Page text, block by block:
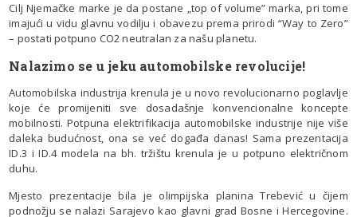
Cilj Njemačke marke je da postane „top of volume” marka, pri tome
imajući u vidu glavnu vodilju i obavezu prema prirodi “Way to Zero”
– postati potpuno CO2 neutralan za našu planetu.
Nalazimo se u jeku automobilske revolucije!
Automobilska industrija krenula je u novo revolucionarno poglavlje
koje će promijeniti sve dosadašnje konvencionalne koncepte
mobilnosti. Potpuna elektrifikacija automobilske industrije nije više
daleka budućnost, ona se već događa danas! Sama prezentacija
ID.3 i ID.4 modela na bh. tržištu krenula je u potpuno električnom
duhu.
Mjesto prezentacije bila je olimpijska planina Trebević u čijem
podnožju se nalazi Sarajevo kao glavni grad Bosne i Hercegovine.